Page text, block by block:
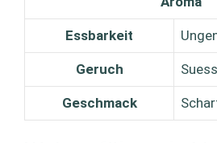
Essbarkeit
Geruch Suess
Geschmack